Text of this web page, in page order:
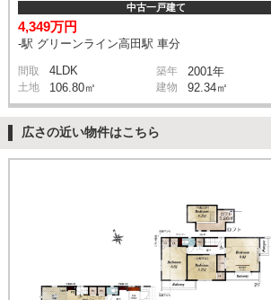
中古一戸建て
4,349万円
-駅 グリーンライン高田駅 車分
間取 4LDK 築年 2001年
土地 106.80㎡ 建物 92.34㎡
広さの近い物件はこちら